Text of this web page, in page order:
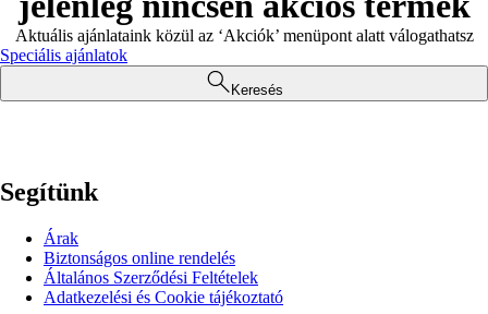
Aktuális ajánlataink közül az ‘Akciók’ menüpont alatt válogathatsz
Speciális ajánlatok
Keresés
Segítünk
Árak
Biztonságos online rendelés
Általános Szerződési Feltételek
Adatkezelési és Cookie tájékoztató